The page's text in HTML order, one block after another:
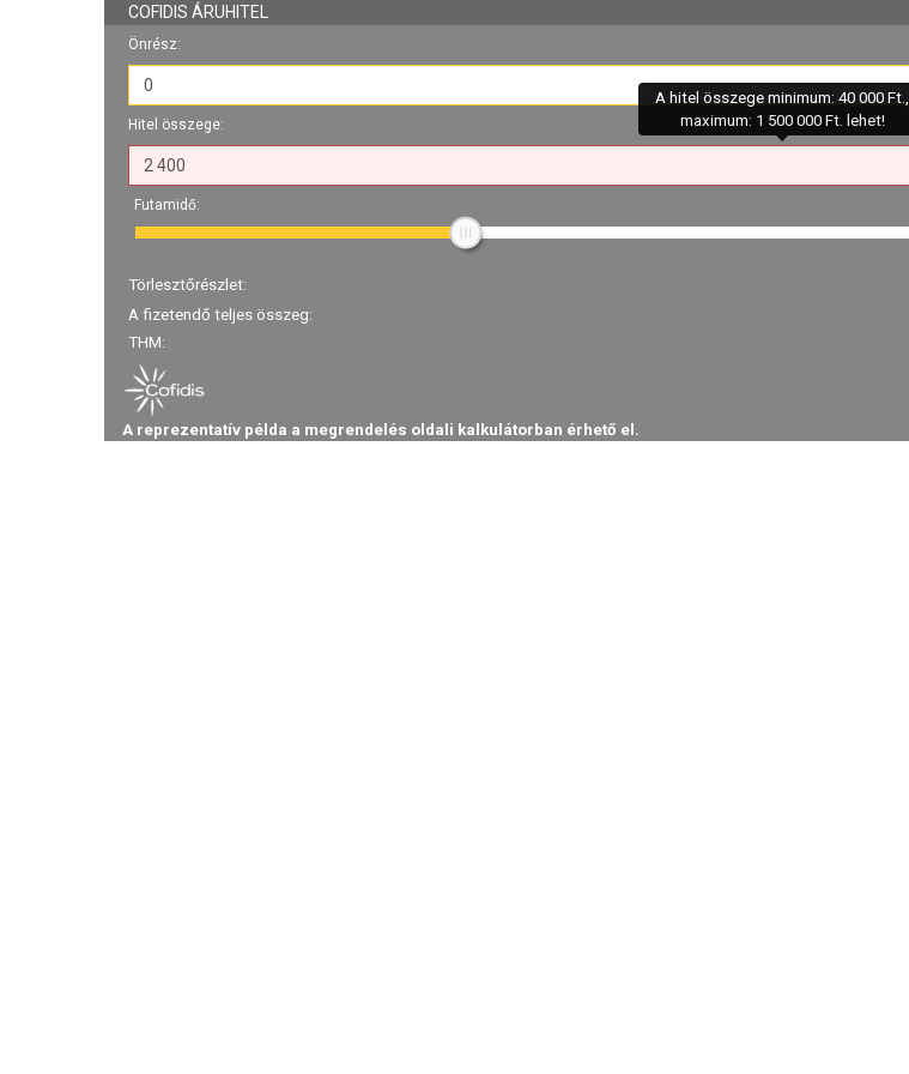
COFIDIS ÁRUHITEL
Önrész:
Hitel összege:
A hitel összege minimum: 40 000 Ft.,
maximum: 1 500 000 Ft. lehet!
Futamidő:
Törlesztőrészlet:
A fizetendő teljes összeg:
THM:
A reprezentatív példa a megrendelés oldali kalkulátorban érhető el.